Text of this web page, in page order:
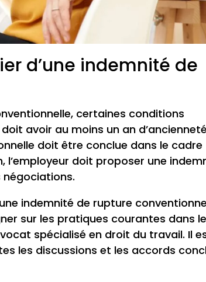
d’une indemnité de
certaines conditions
avoir au moins un an d’ancienneté
doit être conclue dans le cadre
l’employeur doit proposer une
négociations.
indemnité de rupture
sur les pratiques courantes dans
spécialisé en droit du travail. Il
les discussions et les accords